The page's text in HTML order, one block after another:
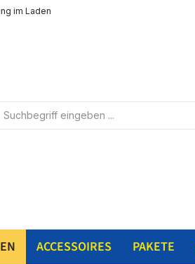
im Laden
ACCESSOIRES PAKETE